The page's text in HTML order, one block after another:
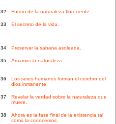
32 Futuro de la naturaleza floreciente.
33 El secreto de la vida.
34 Preservar la sabana asoleada.
35 Amamos la naturaleza.
36
Los seres humanos forman el cerebro del
dios inmanente.
37
Revelar la verdad sobre la naturaleza que
muere.
38
Ahora es la fase final de la existencia tal
como la conocemos.